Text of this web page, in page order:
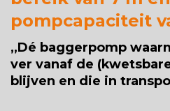
pompcapaciteit
,,Dé baggerpomp
ver vanaf de
blijven en die in